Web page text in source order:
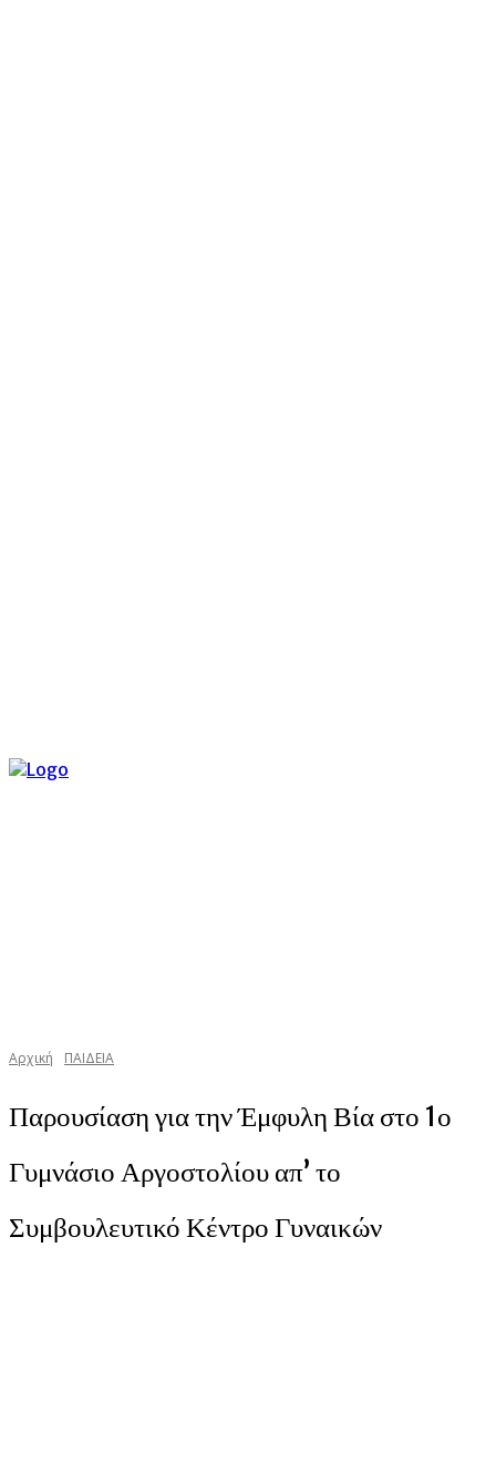
Αρχική ΠΑΙΔΕΙΑ
Παρουσίαση για την Έμφυλη Βία στο 1ο
Γυμνάσιο Αργοστολίου απ’ το
Συμβουλευτικό Κέντρο Γυναικών